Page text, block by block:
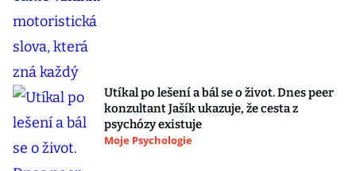
Utíkal po lešení a bál se o život. Dnes peer
konzultant Jašík ukazuje, že cesta z
psychózy existuje
Moje Psychologie